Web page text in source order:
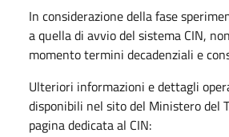
In considerazione della fase
a quella di avvio del sistema CIN,
momento termini decadenziali e
Ulteriori informazioni e dettagli
disponibili nel sito del Ministero del
pagina dedicata al CIN: